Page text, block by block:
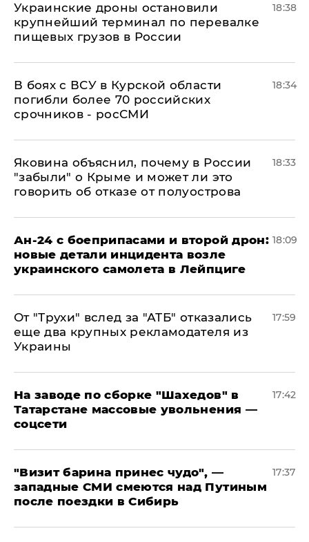
Украинские дроны остановили
крупнейший терминал по перевалке
пищевых грузов в России
18:38
В боях с ВСУ в Курской области
погибли более 70 российских
срочников - росСМИ
18:34
Яковина объяснил, почему в России
"забыли" о Крыме и может ли это
говорить об отказе от полуострова
18:33
Ан-24 с боеприпасами и второй дрон:
новые детали инцидента возле
украинского самолета в Лейпциге
18:09
От "Трухи" вслед за "АТБ" отказались
еще два крупных рекламодателя из
Украины
17:59
На заводе по сборке "Шахедов" в
Татарстане массовые увольнения —
соцсети
17:42
"Визит барина принес чудо", —
западные СМИ смеются над Путиным
после поездки в Сибирь
17:37